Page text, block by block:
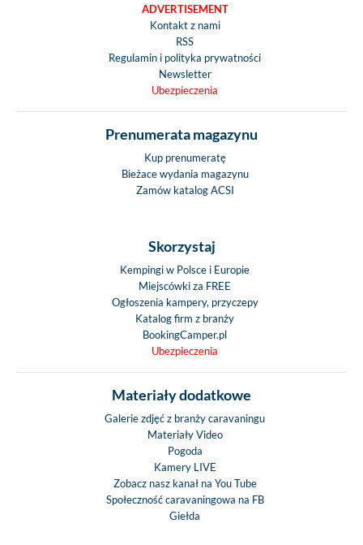
ADVERTISEMENT
Kontakt z nami
RSS
Regulamin i polityka prywatności
Newsletter
Ubezpieczenia
Prenumerata magazynu
Kup prenumeratę
Bieżace wydania magazynu
Zamów katalog ACSI
Skorzystaj
Kempingi w Polsce i Europie
Miejscówki za FREE
Ogłoszenia kampery, przyczepy
Katalog firm z branży
BookingCamper.pl
Ubezpieczenia
Materiały dodatkowe
Galerie zdjęć z branży caravaningu
Materiały Video
Pogoda
Kamery LIVE
Zobacz nasz kanał na You Tube
Społeczność caravaningowa na FB
Giełda